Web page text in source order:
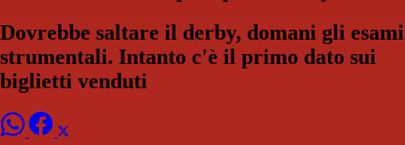
Dovrebbe saltare il derby, domani gli esami
strumentali. Intanto c'è il primo dato sui
biglietti venduti